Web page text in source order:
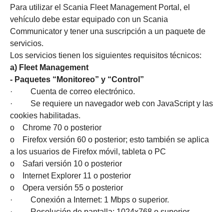
Para utilizar el Scania Fleet Management Portal, el
vehículo debe estar equipado con un Scania
Communicator y tener una suscripción a un paquete de
servicios.
Los servicios tienen los siguientes requisitos técnicos:
a) Fleet Management
- Paquetes “Monitoreo” y “Control”
· Cuenta de correo electrónico.
· Se requiere un navegador web con JavaScript y las
cookies habilitadas.
o Chrome 70 o posterior
o Firefox versión 60 o posterior; esto también se aplica
a los usuarios de Firefox móvil, tableta o PC
o Safari versión 10 o posterior
o Internet Explorer 11 o posterior
o Opera versión 55 o posterior
· Conexión a Internet: 1 Mbps o superior.